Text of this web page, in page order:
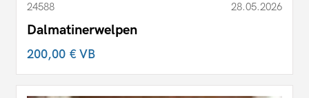
24588 28.05.2026
Dalmatinerwelpen
200,00 €VB